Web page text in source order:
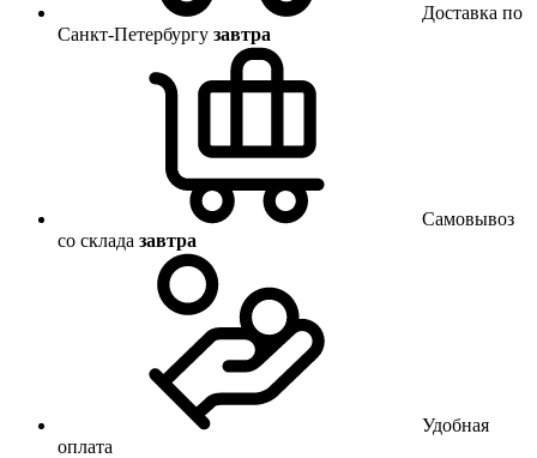
Доставка по
Санкт-Петербургу завтра
Самовывоз
со склада завтра
Удобная
оплата